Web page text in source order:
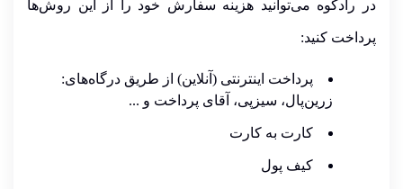
در رادکوه می‌توانید هزینه سفارش خود را از این روش‌ها
پرداخت کنید:
پرداخت اینترنتی (آنلاین) از طریق درگاه‌های:
زرین‌پال، سیزپی، آقای پرداخت و ...
کارت به کارت
کیف پول